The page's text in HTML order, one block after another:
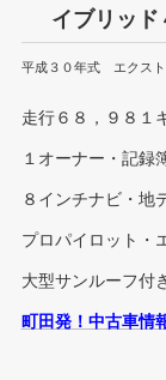
イブリッド
平成３０年式 エクス
走行６８，９８１
１オーナー・記録
８インチナビ・地
プロパイロット・
大型サンルーフ付
町田発！中古車情